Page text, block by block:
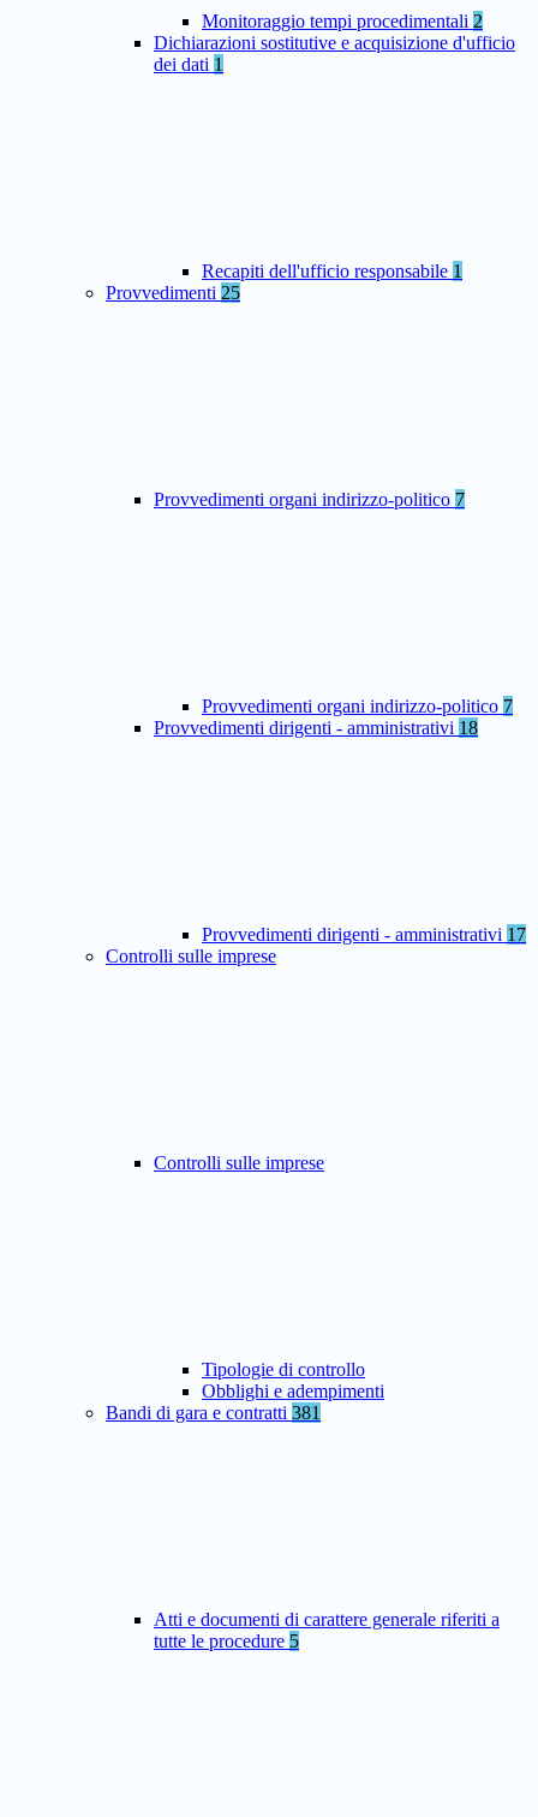
Monitoraggio tempi procedimentali 2
Dichiarazioni sostitutive e acquisizione d'ufficio
dei dati 1
Recapiti dell'ufficio responsabile 1
Provvedimenti 25
Provvedimenti organi indirizzo-politico 7
Provvedimenti organi indirizzo-politico 7
Provvedimenti dirigenti - amministrativi 18
Provvedimenti dirigenti - amministrativi 17
Controlli sulle imprese
Controlli sulle imprese
Tipologie di controllo
Obblighi e adempimenti
Bandi di gara e contratti 381
Atti e documenti di carattere generale riferiti a
tutte le procedure 5